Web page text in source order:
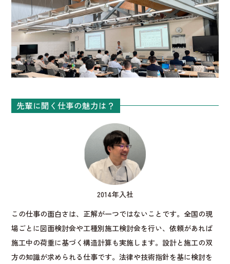
先輩に聞く仕事の魅力は？
この仕事の面白さは、正解が一つではないことです。全国の現
場ごとに図面検討会や工種別施工検討会を行い、依頼があれば
施工中の荷重に基づく構造計算も実施します。設計と施工の双
方の知識が求められる仕事です。法律や技術指針を基に検討を
2014年入社